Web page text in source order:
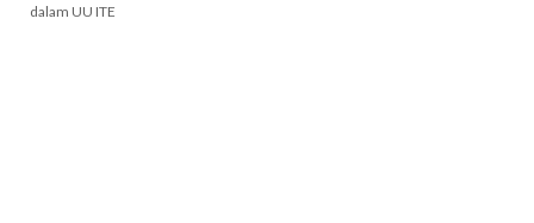
dalam UU ITE